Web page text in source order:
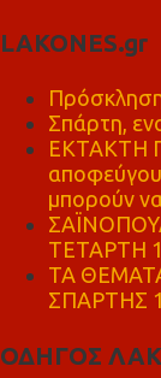
LAKONES.gr
Σπάρτη,
ΕΚΤΑΚΤΗ
μπορούν
ΤΕΤΑΡΤΗ
ΤΑ
ΣΠΑΡΤΗΣ
ΟΔΗΓΟΣ